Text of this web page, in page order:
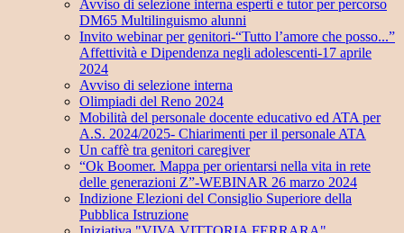
Avviso di selezione interna esperti e tutor per percorso
DM65 Multilinguismo alunni
Invito webinar per genitori-“Tutto l’amore che posso...”
Affettività e Dipendenza negli adolescenti-17 aprile
2024
Avviso di selezione interna
Olimpiadi del Reno 2024
Mobilità del personale docente educativo ed ATA per
A.S. 2024/2025- Chiarimenti per il personale ATA
Un caffè tra genitori caregiver
“Ok Boomer. Mappa per orientarsi nella vita in rete
delle generazioni Z”-WEBINAR 26 marzo 2024
Indizione Elezioni del Consiglio Superiore della
Pubblica Istruzione